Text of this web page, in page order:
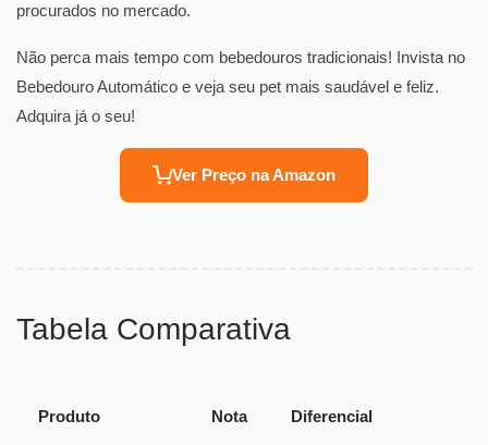
procurados no mercado.
Não perca mais tempo com bebedouros tradicionais! Invista no
Bebedouro Automático e veja seu pet mais saudável e feliz.
Adquira já o seu!
Ver Preço na Amazon
Tabela Comparativa
Produto Nota Diferencial